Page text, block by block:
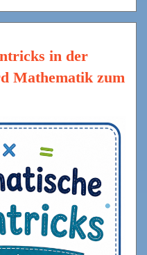
in der
Mathematik zum